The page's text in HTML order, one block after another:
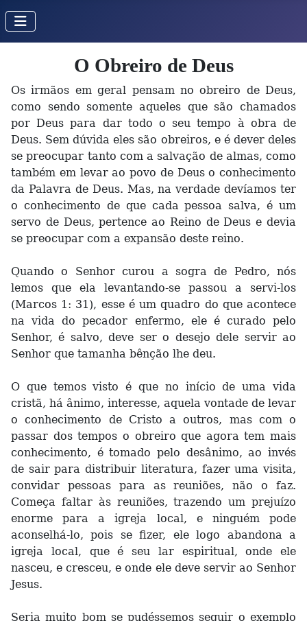
O Obreiro de Deus
Os irmãos em geral pensam no obreiro de Deus,
como sendo somente aqueles que são chamados
por Deus para dar todo o seu tempo à obra de
Deus. Sem dúvida eles são obreiros, e é dever deles
se preocupar tanto com a salvação de almas, como
também em levar ao povo de Deus o conhecimento
da Palavra de Deus. Mas, na verdade devíamos ter
o conhecimento de que cada pessoa salva, é um
servo de Deus, pertence ao Reino de Deus e devia
se preocupar com a expansão deste reino.
Quando o Senhor curou a sogra de Pedro, nós
lemos que ela levantando-se passou a servi-los
(Marcos 1: 31), esse é um quadro do que acontece
na vida do pecador enfermo, ele é curado pelo
Senhor, é salvo, deve ser o desejo dele servir ao
Senhor que tamanha bênção lhe deu.
O que temos visto é que no início de uma vida
cristã, há ânimo, interesse, aquela vontade de levar
o conhecimento de Cristo a outros, mas com o
passar dos tempos o obreiro que agora tem mais
conhecimento, é tomado pelo desânimo, ao invés
de sair para distribuir literatura, fazer uma visita,
convidar pessoas para as reuniões, não o faz.
Começa faltar às reuniões, trazendo um prejuízo
enorme para a igreja local, e ninguém pode
aconselhá-lo, pois se fizer, ele logo abandona a
igreja local, que é seu lar espiritual, onde ele
nasceu, e cresceu, e onde ele deve servir ao Senhor
Jesus.
Seria muito bom se pudéssemos seguir o exemplo